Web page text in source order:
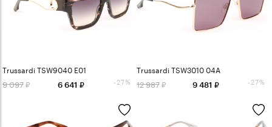
Trussardi TSW9040 E01
9 097 6 641 -27%
Trussardi TSW3010 04A
12 987 9 481 -27%